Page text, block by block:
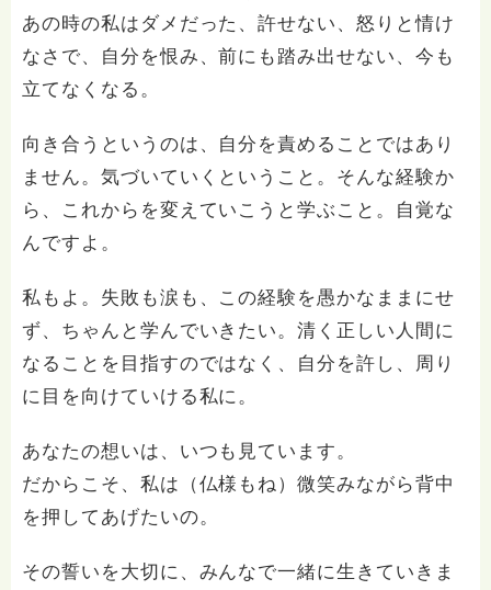
あの時の私はダメだった、許せない、怒りと情け
なさで、自分を恨み、前にも踏み出せない、今も
立てなくなる。
向き合うというのは、自分を責めることではあり
ません。気づいていくということ。そんな経験か
ら、これからを変えていこうと学ぶこと。自覚な
んですよ。
私もよ。失敗も涙も、この経験を愚かなままにせ
ず、ちゃんと学んでいきたい。清く正しい人間に
なることを目指すのではなく、自分を許し、周り
に目を向けていける私に。
あなたの想いは、いつも見ています。
だからこそ、私は（仏様もね）微笑みながら背中
を押してあげたいの。
その誓いを大切に、みんなで一緒に生きていきま